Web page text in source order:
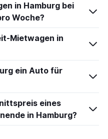
in Hamburg bei
Woche?
Mietwagen in
ein Auto für
eines
in Hamburg?